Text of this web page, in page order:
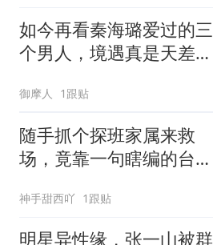
如今再看秦海璐爱过的三
个男人，境遇真是天差地
御摩人 1跟贴
随手抓个探班家属来救
场，竟靠一句瞎编的台词
神手甜西吖 1跟贴
明星异性缘，张一山被群